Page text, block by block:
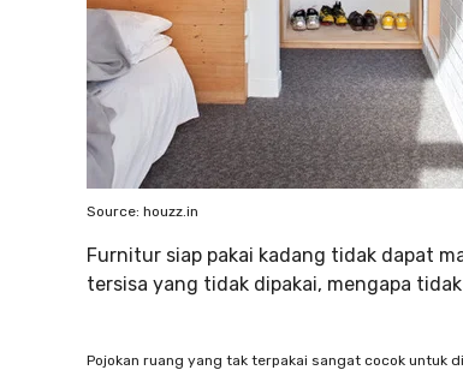
Source: houzz.in
Furnitur siap pakai kadang tidak dapat
tersisa yang tidak dipakai, mengapa
Pojokan ruang yang tak terpakai sangat cocok untuk